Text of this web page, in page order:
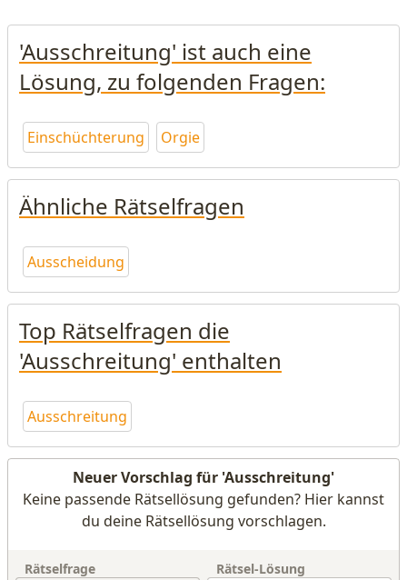
'Ausschreitung' ist auch eine
Lösung, zu folgenden Fragen:
Einschüchterung Orgie
Ähnliche Rätselfragen
Ausscheidung
Top Rätselfragen die
'Ausschreitung' enthalten
Ausschreitung
Neuer Vorschlag für 'Ausschreitung'
Keine passende Rätsellösung gefunden? Hier kannst
du deine Rätsellösung vorschlagen.
Rätselfrage Rätsel-Lösung